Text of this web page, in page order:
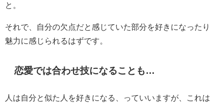
と。
それで、自分の欠点だと感じていた部分を好きになったり
魅力に感じられるはずです。
恋愛では合わせ技になることも…
人は自分と似た人を好きになる、っていいますが、これは